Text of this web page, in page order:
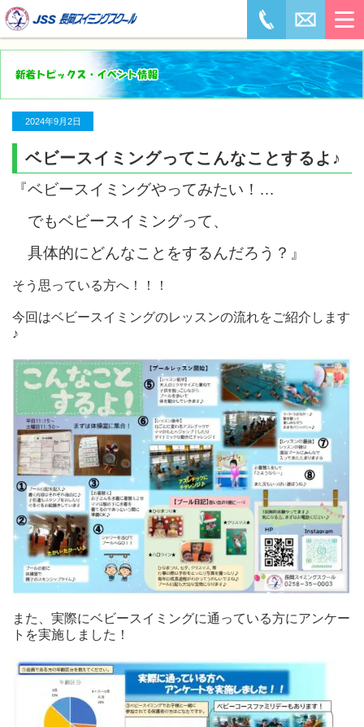
2024年9月2日
ベビースイミングってこんなことするよ♪
『ベビースイミングやってみたい！…
でもベビースイミングって、
具体的にどんなことをするんだろう？』
そう思っている方へ！！！
今回はベビースイミングのレッスンの流れをご紹介します
♪
また、実際にベビースイミングに通っている方にアンケー
トを実施しました！